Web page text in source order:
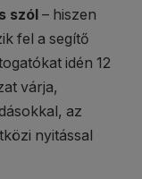
szól – hiszen
fel a segítő
idén 12
várja,
az
nyitással